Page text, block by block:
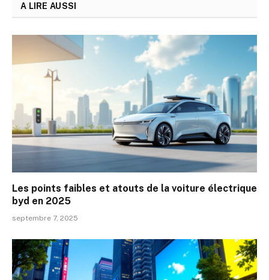
A LIRE AUSSI
Les points faibles et atouts de la voiture électrique
byd en 2025
septembre 7, 2025